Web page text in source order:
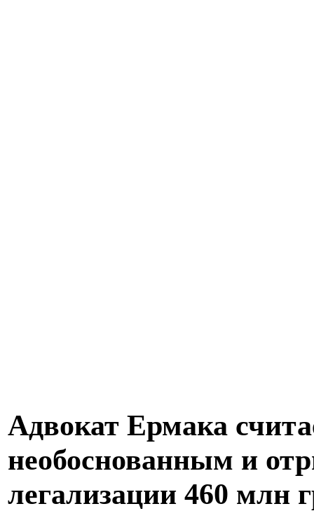
Адвокат Ермака
необоснованным и
легализации 460 млн